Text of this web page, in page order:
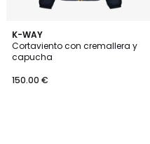
K-WAY
Cortaviento con cremallera y
capucha
150.00 €